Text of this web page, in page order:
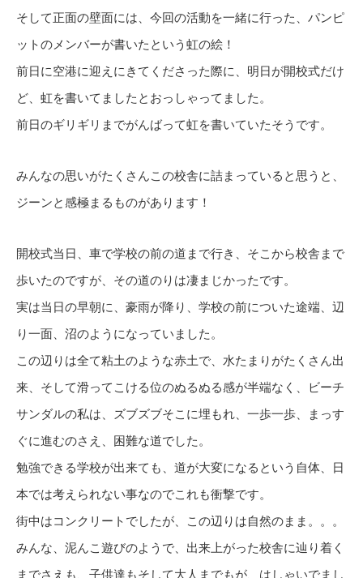
そして正面の壁面には、今回の活動を一緒に行った、パンピ
ットのメンバーが書いたという虹の絵！
前日に空港に迎えにきてくださった際に、明日が開校式だけ
ど、虹を書いてましたとおっしゃってました。
前日のギリギリまでがんばって虹を書いていたそうです。
みんなの思いがたくさんこの校舎に詰まっていると思うと、
ジーンと感極まるものがあります！
開校式当日、車で学校の前の道まで行き、そこから校舎まで
歩いたのですが、その道のりは凄まじかったです。
実は当日の早朝に、豪雨が降り、学校の前についた途端、辺
り一面、沼のようになっていました。
この辺りは全て粘土のような赤土で、水たまりがたくさん出
来、そして滑ってこける位のぬるぬる感が半端なく、ビーチ
サンダルの私は、ズブズブそこに埋もれ、一歩一歩、まっす
ぐに進むのさえ、困難な道でした。
勉強できる学校が出来ても、道が大変になるという自体、日
本では考えられない事なのでこれも衝撃です。
街中はコンクリートでしたが、この辺りは自然のまま。。。
みんな、泥んこ遊びのようで、出来上がった校舎に辿り着く
までさえも、子供達もそして大人までもが、はしゃいでまし